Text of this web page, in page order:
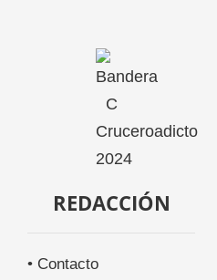
REDACCIÓN
• Contacto